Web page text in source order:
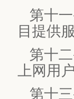
第十
目提供
第十
上网用
第十